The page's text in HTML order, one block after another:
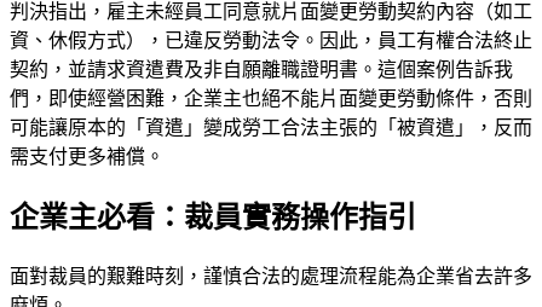
判決指出，雇主未經員工同意就片面變更勞動契約內容（如工
資、休假方式），已違反勞動法令。因此，員工有權合法終止
契約，並請求資遣費及非自願離職證明書。這個案例告訴我
們，即使經營困難，企業主也絕不能片面變更勞動條件，否則
可能讓原本的「資遣」變成勞工合法主張的「被資遣」，反而
需支付更多補償。
企業主必看：裁員實務操作指引
面對裁員的艱難時刻，謹慎合法的處理流程能為企業省去許多